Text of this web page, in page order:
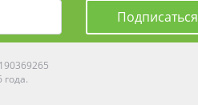
Подписаться